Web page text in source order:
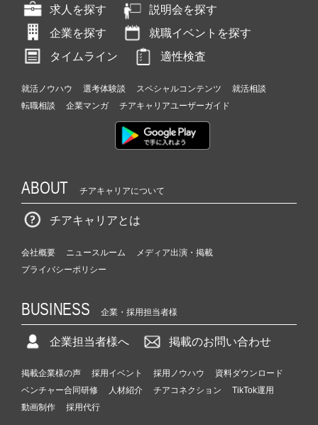
求人を探す
説明会を探す
企業を探す
就職イベントを探す
タイムライン
適性検査
就活ノウハウ 選考体験談 スペシャルコンテンツ
就活相談
転職相談
企業マンガ チアキャリアユーザーガイド
ABOUT チアキャリアについて
チアキャリアとは
会社概要 ニュースルーム
メディア出演・掲載
プライバシーポリシー
BUSINESS 企業・採用担当者様
企業担当者様へ 掲載のお問い合わせ
掲載企業様の声 採用イベント 採用ノウハウ
資料ダウンロード
ベンチャー合同研修
人材紹介 チアコネクション
TikTok運用
動画制作
採用代行